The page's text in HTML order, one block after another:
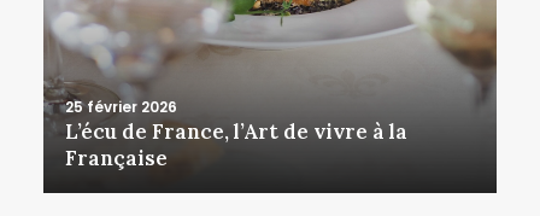
25 février 2026
L’écu de France, l’Art de vivre à la
Française